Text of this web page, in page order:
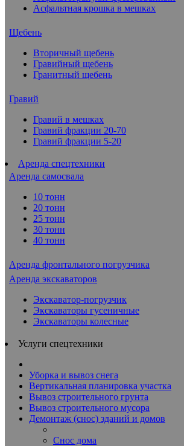
Асфальтная крошка в мешках
Щебень
Вторичный щебень
Гравийный щебень
Гранитный щебень
Гравий
Гравий в мешках
Гравий фракции 20-70
Гравий фракции 5-20
Аренда спецтехники
Аренда самосвала
10 тонн
20 тонн
25 тонн
30 тонн
40 тонн
Аренда фронтального погрузчика
Аренда экскаваторов
Экскаватор-погрузчик
Экскаваторы гусеничные
Экскаваторы колесные
Услуги спецтехники
Уборка и вывоз снега
Вертикальная планировка участка
Вывоз строительного грунта
Вывоз строительного мусора
Демонтаж (снос) зданий и домов
Снос дома